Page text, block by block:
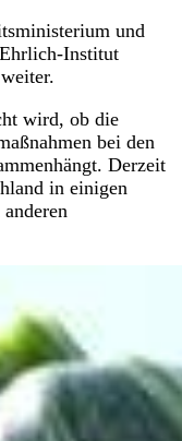
und
Institut
wird, ob die
bei den
Derzeit
in einigen